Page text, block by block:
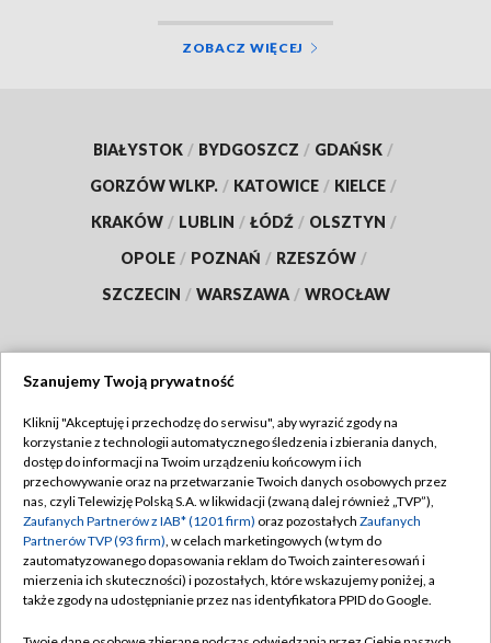
ZOBACZ WIĘCEJ
BIAŁYSTOK / BYDGOSZCZ / GDAŃSK /
GORZÓW WLKP. / KATOWICE / KIELCE /
KRAKÓW / LUBLIN / ŁÓDŹ / OLSZTYN /
OPOLE / POZNAŃ / RZESZÓW /
SZCZECIN / WARSZAWA / WROCŁAW
TVP
Abonament TVP
Emisja w TVP
Centrum informacji TVP
Naziemna Telewizja Cyfrowa
Regulamin TVP
Polityka prywatności
Moje zgody
Pomoc
Szanujemy Twoją prywatność
Kliknij "Akceptuję i przechodzę do serwisu", aby wyrazić zgody na
korzystanie z technologii automatycznego śledzenia i zbierania danych,
dostęp do informacji na Twoim urządzeniu końcowym i ich
przechowywanie oraz na przetwarzanie Twoich danych osobowych przez
nas, czyli Telewizję Polską S.A. w likwidacji (zwaną dalej również „TVP”),
Zaufanych Partnerów z IAB* (1201 firm) oraz pozostałych Zaufanych
Partnerów TVP (93 firm), w celach marketingowych (w tym do
zautomatyzowanego dopasowania reklam do Twoich zainteresowań i
mierzenia ich skuteczności) i pozostałych, które wskazujemy poniżej, a
także zgody na udostępnianie przez nas identyfikatora PPID do Google.